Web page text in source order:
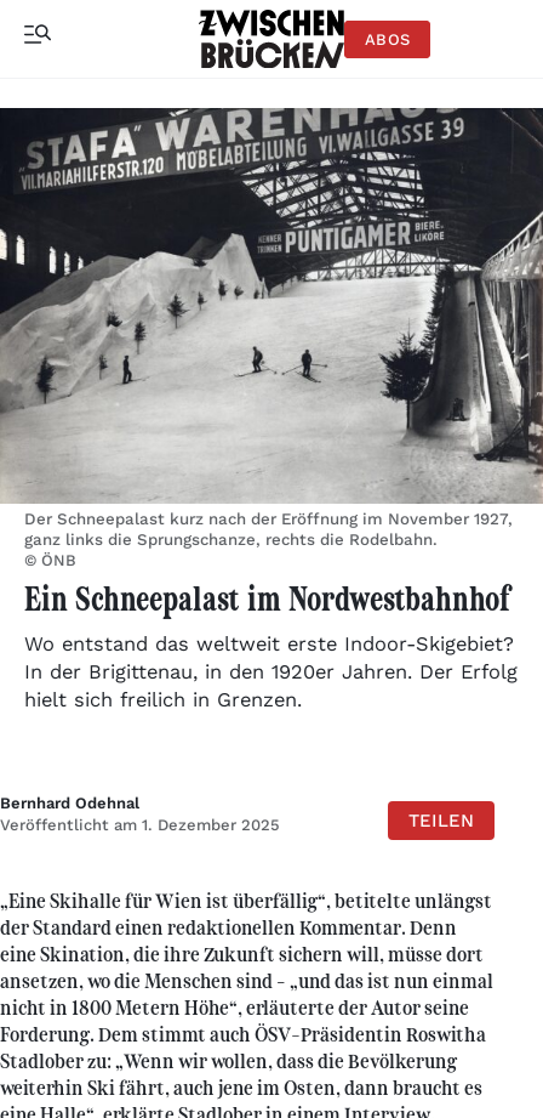
ABOS
Der Schneepalast kurz nach der Eröffnung im November 1927,
ganz links die Sprungschanze, rechts die Rodelbahn.
© ÖNB
Ein Schneepalast im Nordwestbahnhof
Wo entstand das weltweit erste Indoor-Skigebiet?
In der Brigittenau, in den 1920er Jahren. Der Erfolg
hielt sich freilich in Grenzen.
Bernhard Odehnal
Veröffentlicht am 1. Dezember 2025
TEILEN
„Eine Skihalle für Wien ist überfällig“, betitelte unlängst
der Standard einen redaktionellen Kommentar. Denn
eine Skination, die ihre Zukunft sichern will, müsse dort
ansetzen, wo die Menschen sind – „und das ist nun einmal
nicht in 1800 Metern Höhe“, erläuterte der Autor seine
Forderung. Dem stimmt auch ÖSV-Präsidentin Roswitha
Stadlober zu: „Wenn wir wollen, dass die Bevölkerung
weiterhin Ski fährt, auch jene im Osten, dann braucht es